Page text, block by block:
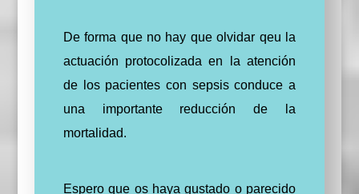
De forma que no hay que olvidar qeu la
actuación protocolizada en la atención
de los pacientes con sepsis conduce a
una importante reducción de la
mortalidad.
Espero que os haya gustado o parecido